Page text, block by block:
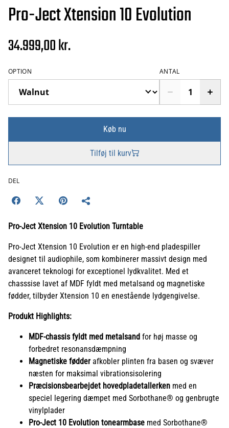
Pro-Ject Xtension 10 Evolution
34.999,00 kr.
OPTION ANTAL
Køb nu
Tilføj til kurv
DEL
Pro-Ject Xtension 10 Evolution Turntable
Pro-Ject Xtension 10 Evolution er en high-end pladespiller
designet til audiophile, som kombinerer massivt design med
avanceret teknologi for exceptionel lydkvalitet. Med et
chasssise lavet af MDF fyldt med metalsand og magnetiske
fødder, tilbyder Xtension 10 en enestående lydgengivelse.
Produkt Highlights:
MDF-chassis fyldt med metalsand for høj masse og
forbedret resonansdæmpning
Magnetiske fødderafkobler plinten fra basen og svæver
næsten for maksimal vibrationsisolering
Præcisionsbearbejdet hovedpladetallerken med en
speciel legering dæmpet med Sorbothane® og genbrugte
vinylplader
Pro-Ject 10 Evolution tonearmbase med Sorbothane®